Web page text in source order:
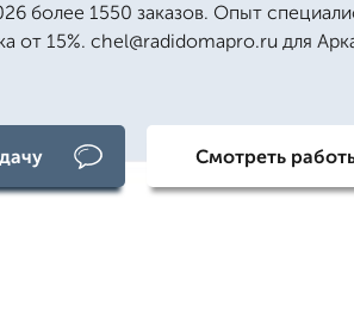
более 1550 заказов. Опыт
от 15%. chel@radidomapro.ru для
Смотреть